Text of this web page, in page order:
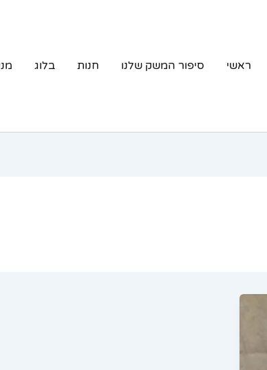
ראשי סיפור המשק שלנו חנות בלוג